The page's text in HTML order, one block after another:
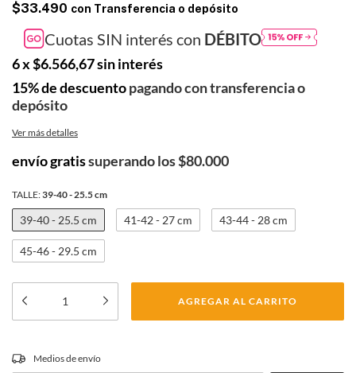
$33.490 con Transferencia o depósito
Cuotas SIN interés con DÉBITO
6x$6.566,67sin interés
15% de descuentopagando con transferencia o
depósito
Ver más detalles
envío gratissuperando los$80.000
TALLE:39-40 - 25.5 cm
39-40 - 25.5 cm 41-42 - 27 cm 43-44 - 28 cm
45-46 - 29.5 cm
Entregas para el CP:
Medios de envío